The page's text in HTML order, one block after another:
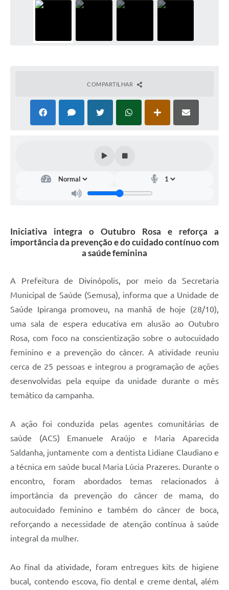
COMPARTILHAR
Iniciativa integra o Outubro Rosa e reforça a
importância da prevenção e do cuidado contínuo com
a saúde feminina
A Prefeitura de Divinópolis, por meio da Secretaria
Municipal de Saúde (Semusa), informa que a Unidade de
Saúde Ipiranga promoveu, na manhã de hoje (28/10),
uma sala de espera educativa em alusão ao Outubro
Rosa, com foco na conscientização sobre o autocuidado
feminino e a prevenção do câncer. A atividade reuniu
cerca de 25 pessoas e integrou a programação de ações
desenvolvidas pela equipe da unidade durante o mês
temático da campanha.
A ação foi conduzida pelas agentes comunitárias de
saúde (ACS) Emanuele Araújo e Maria Aparecida
Saldanha, juntamente com a dentista Lidiane Claudiano e
a técnica em saúde bucal Maria Lúcia Prazeres. Durante o
encontro, foram abordados temas relacionados à
importância da prevenção do câncer de mama, do
autocuidado feminino e também do câncer de boca,
reforçando a necessidade de atenção contínua à saúde
integral da mulher.
Ao final da atividade, foram entregues kits de higiene
bucal, contendo escova, fio dental e creme dental, além